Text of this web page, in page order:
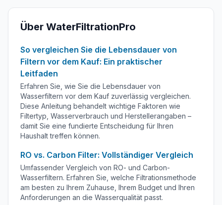
Über WaterFiltrationPro
So vergleichen Sie die Lebensdauer von
Filtern vor dem Kauf: Ein praktischer
Leitfaden
Erfahren Sie, wie Sie die Lebensdauer von
Wasserfiltern vor dem Kauf zuverlässig vergleichen.
Diese Anleitung behandelt wichtige Faktoren wie
Filtertyp, Wasserverbrauch und Herstellerangaben –
damit Sie eine fundierte Entscheidung für Ihren
Haushalt treffen können.
RO vs. Carbon Filter: Vollständiger Vergleich
Umfassender Vergleich von RO- und Carbon-
Wasserfiltern. Erfahren Sie, welche Filtrationsmethode
am besten zu Ihrem Zuhause, Ihrem Budget und Ihren
Anforderungen an die Wasserqualität passt.